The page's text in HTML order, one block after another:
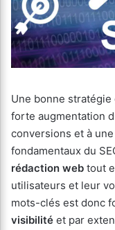
Une bonne stratégie
forte augmentation
conversions et à
fondamentaux du
rédaction web tout
utilisateurs et leur
mots-clés est donc
visibilité et par